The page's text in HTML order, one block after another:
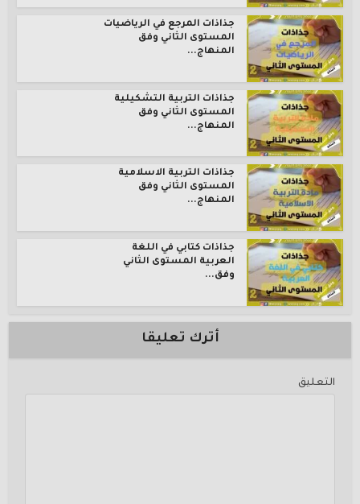
جذاذات المرجع في الرياضيات
المستوى الثاني وفق
المنهاج...
جذاذات التربية التشكيلية
المستوى الثاني وفق
المنهاج...
جذاذات التربية الاسلامية
المستوى الثاني وفق
المنهاج...
جذاذات كتابي في اللغة
العربية المستوى الثاني
وفق...
أترك تعليقا
التعليق